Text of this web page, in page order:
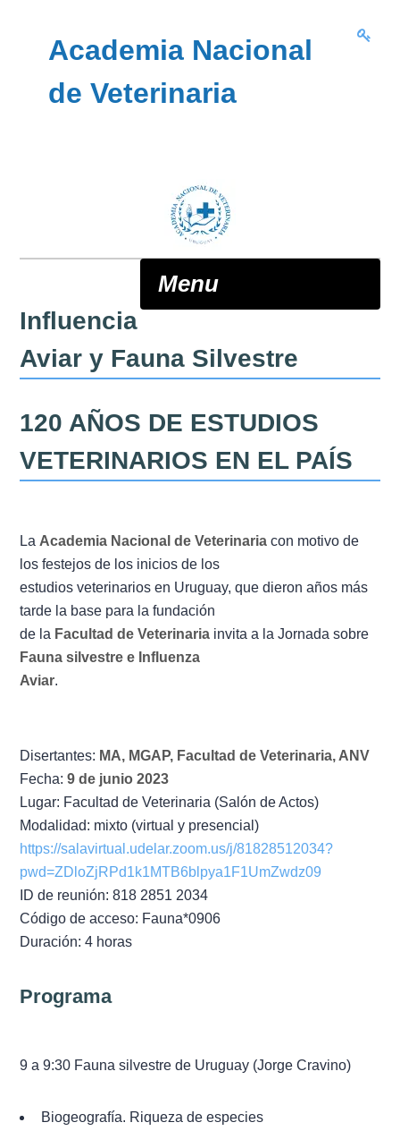
Academia Nacional
de Veterinaria
Menu
ANV
Directiva
Comisiones
Relaciones
Fotos
Publicaciones
Documentos
Boletín ANV
Premios
Influencia
Aviar y Fauna Silvestre
120 AÑOS DE ESTUDIOS
VETERINARIOS EN EL PAÍS
La Academia Nacional de Veterinaria con motivo de
los festejos de los inicios de los
estudios veterinarios en Uruguay, que dieron años más
tarde la base para la fundación
de la Facultad de Veterinaria invita a la Jornada sobre
Fauna silvestre e Influenza
Aviar.
Disertantes: MA, MGAP, Facultad de Veterinaria, ANV
Fecha:9 de junio 2023
Lugar: Facultad de Veterinaria (Salón de Actos)
Modalidad: mixto (virtual y presencial)
https://salavirtual.udelar.zoom.us/j/81828512034?
pwd=ZDloZjRPd1k1MTB6blpya1F1UmZwdz09
ID de reunión: 818 2851 2034
Código de acceso: Fauna*0906
Duración: 4 horas
Programa
9 a 9:30 Fauna silvestre de Uruguay (Jorge Cravino)
Biogeografía. Riqueza de especies